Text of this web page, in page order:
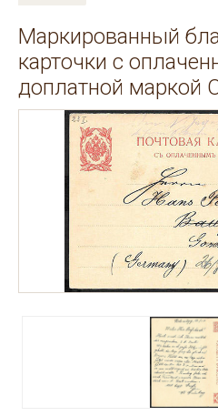
Маркированный
карточки с
доплатной маркой